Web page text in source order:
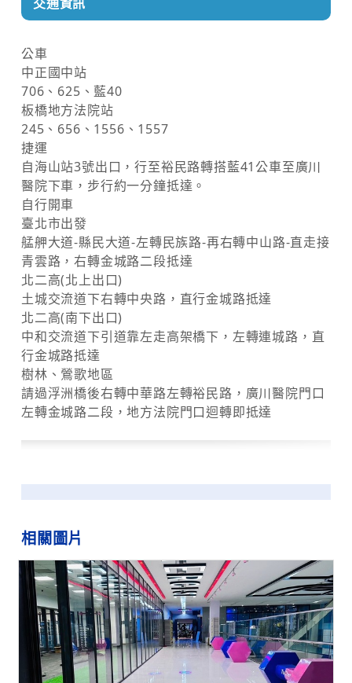
公車
中正國中站
706、625、藍40
板橋地方法院站
245、656、1556、1557
捷運
自海山站3號出口，行至裕民路轉搭藍41公車至廣川
醫院下車，步行約一分鐘抵達。
自行開車
臺北市出發
艋舺大道-縣民大道-左轉民族路-再右轉中山路-直走接
青雲路，右轉金城路二段抵達
北二高(北上出口)
土城交流道下右轉中央路，直行金城路抵達
北二高(南下出口)
中和交流道下引道靠左走高架橋下，左轉連城路，直
行金城路抵達
樹林、鶯歌地區
請過浮洲橋後右轉中華路左轉裕民路，廣川醫院門口
左轉金城路二段，地方法院門口迴轉即抵達
相關圖片